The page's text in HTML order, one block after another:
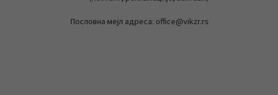
Пословна мејл адреса: office@vikzr.rs